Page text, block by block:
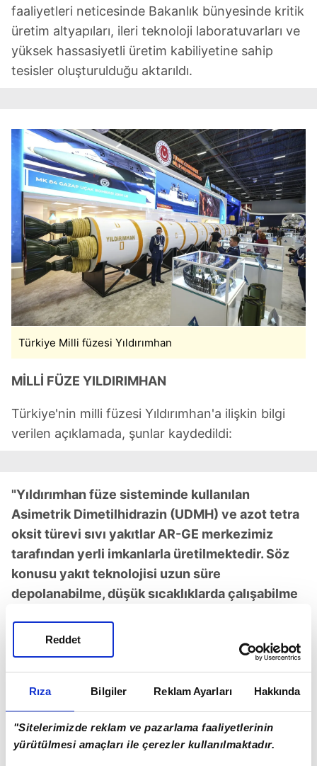
Rıza Bilgiler Reklam Ayarları Hakkında
"Sitelerimizde reklam ve pazarlama faaliyetlerinin
yürütülmesi amaçları ile çerezler kullanılmaktadır.
Reddet
faaliyetleri neticesinde Bakanlık bünyesinde kritik
üretim altyapıları, ileri teknoloji laboratuvarları ve
yüksek hassasiyetli üretim kabiliyetine sahip
tesisler oluşturulduğu aktarıldı.
Türkiye Milli füzesi Yıldırımhan
MİLLİ FÜZE YILDIRIMHAN
Türkiye'nin milli füzesi Yıldırımhan'a ilişkin bilgi
verilen açıklamada, şunlar kaydedildi:
"Yıldırımhan füze sisteminde kullanılan
Asimetrik Dimetilhidrazin (UDMH) ve azot tetra
oksit türevi sıvı yakıtlar AR-GE merkezimiz
tarafından yerli imkanlarla üretilmektedir. Söz
konusu yakıt teknolojisi uzun süre
depolanabilme, düşük sıcaklıklarda çalışabilme
füze sistemlerine yüksek hareket kabiliyeti
kazandırmaktadır. 3 ton harp başlığı taşıma
kapasitesine sahip Yıldırımhan füze sistemine
yönelik laboratuvar test süreçleri başarıyla
tamamlanmış olup saha testlerine ilişkin
çalışmalar planlanan takvim doğrultusunda
sürdürülmektedir."